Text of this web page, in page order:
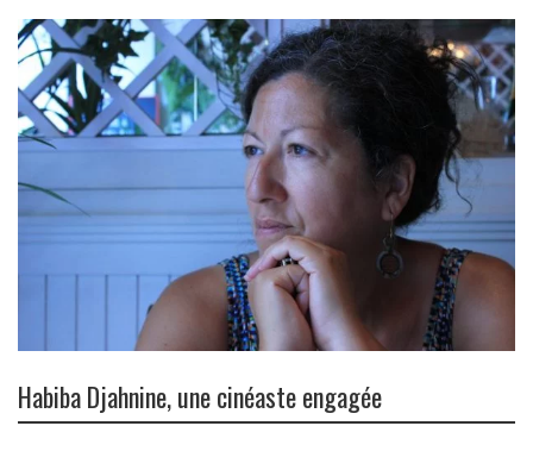
Habiba Djahnine, une cinéaste engagée